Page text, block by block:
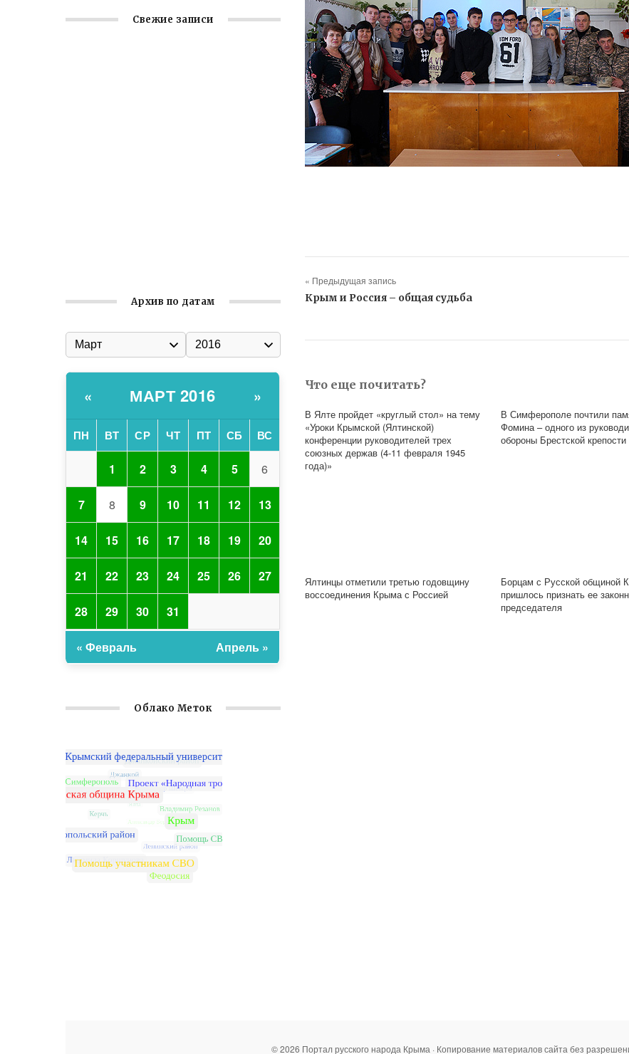
« Предыдущая запись
Крым и Россия – общая судьба
Что еще почитать?
В Ялте пройдет «круглый стол» на тему
«Уроки Крымской (Ялтинской)
конференции руководителей трех
союзных держав (4-11 февраля 1945
года)»
В Симферополе почтили
Фомина – одного из
обороны Брестской крепости
Ялтинцы отметили третью годовщину
воссоединения Крыма с Россией
Борцам с Русской общиной
пришлось признать ее
председателя
Свежие записи
Архив по датам
« МАРТ 2016 »
ПН ВТ СР ЧТ ПТ СБ ВС
1 2 3 4 5 6
7 8 9 10 11 12 13
14 15 16 17 18 19 20
21 22 23 24 25 26 27
28 29 30 31
« Февраль Апрель »
Облако Меток
© 2026 Портал русского народа Крыма · Копирование материалов сайта без